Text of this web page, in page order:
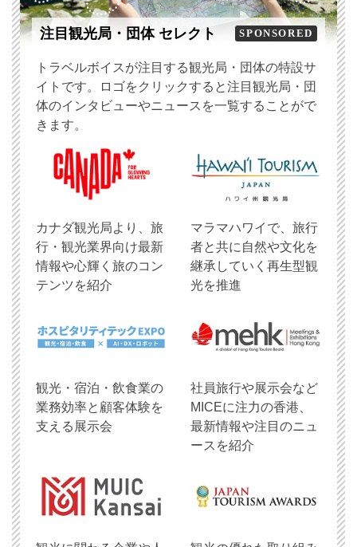
注目観光局・団体 セレクト SPONSORED
トラベルボイスが注目する観光局・団体の特設サ
イトです。ロゴをクリックすると注目観光局・団
体のインタビューやニュースを一覧することがで
きます。
​カナダ観光局より、旅
行・観光業界向け最新
情報や心輝く旅のコン
テンツを紹介
マラマハワイで、旅行
者と共に自然や文化を
継承していく再生型観
光を推進
観光・宿泊・飲食業の
業務効率と顧客体験を
支える展示会
社員旅行や展示会など
MICEに注力の香港、
最新情報や注目のニュ
ースを紹介